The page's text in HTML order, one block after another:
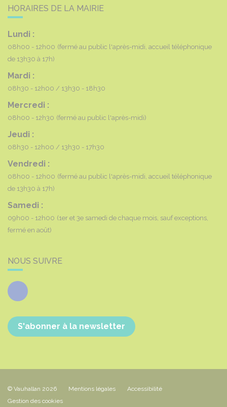
HORAIRES DE LA MAIRIE
Lundi :
08h00 - 12h00 (fermé au public l'après-midi, accueil téléphonique
de 13h30 à 17h)
Mardi :
08h30 - 12h00 13h30 - 18h30
Mercredi :
08h00 - 12h30 (fermé au public l'après-midi)
Jeudi :
08h30 - 12h00 13h30 - 17h30
Vendredi :
08h00 - 12h00 (fermé au public l'après-midi, accueil téléphonique
de 13h30 à 17h)
Samedi :
09h00 - 12h00 (1er et 3e samedi de chaque mois, sauf exceptions,
fermé en août)
NOUS SUIVRE
Facebook
S'abonner à la newsletter
© Vauhallan 2026 Mentions légales
Accessibilité
Gestion des cookies